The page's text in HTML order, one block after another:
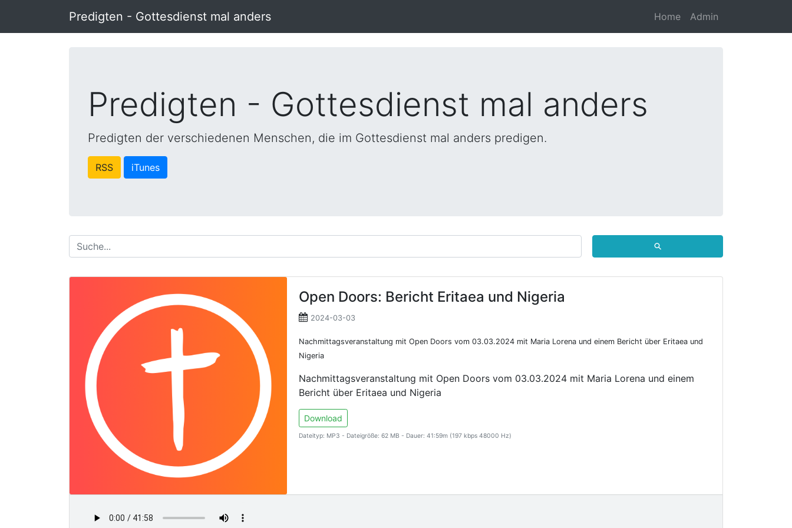
Predigten - Gottesdienst mal anders Home Admin
Predigten - Gottesdienst mal anders
Predigten der verschiedenen Menschen, die im Gottesdienst mal anders predigen.
RSS iTunes
⚲
Open Doors: Bericht Eritaea und Nigeria
2024-03-03
Nachmittagsveranstaltung mit Open Doors vom 03.03.2024 mit Maria Lorena und einem Bericht über Eritaea und
Nigeria
Nachmittagsveranstaltung mit Open Doors vom 03.03.2024 mit Maria Lorena und einem
Bericht über Eritaea und Nigeria
Download
Dateityp: MP3 - Dateigröße: 62 MB - Dauer: 41:59m (197 kbps 48000 Hz)